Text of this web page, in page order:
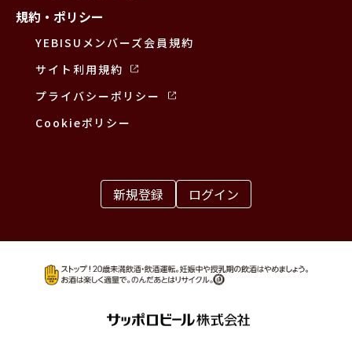
規約・ポリシー
YEBISUメンバーズ会員規約
サイト利用規約
プライバシーポリシー
Cookieポリシー
新規登録 ログイン